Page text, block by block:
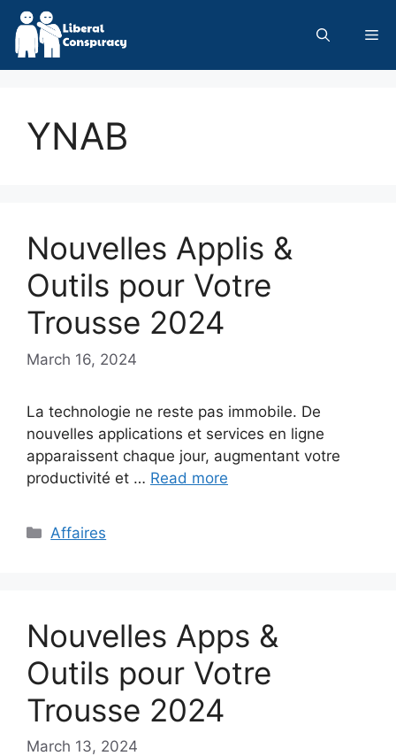
Skip
content
YNAB
Nouvelles Applis &
Outils pour Votre
Trousse 2024
March 16, 2024
La technologie ne reste pas immobile. De
nouvelles applications et services en ligne
apparaissent chaque jour, augmentant votre
productivité et … Read more
Categories
Affaires
Nouvelles Apps &
Outils pour Votre
Trousse 2024
March 13, 2024